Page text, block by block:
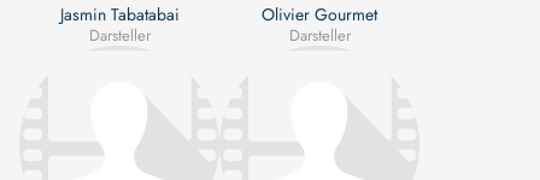
Jasmin Tabatabai
Darsteller
Olivier Gourmet
Darsteller